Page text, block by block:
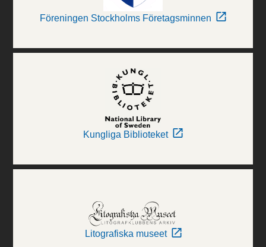
Föreningen Stockholms Företagsminnen
Kungliga Biblioteket
Litografiska museet